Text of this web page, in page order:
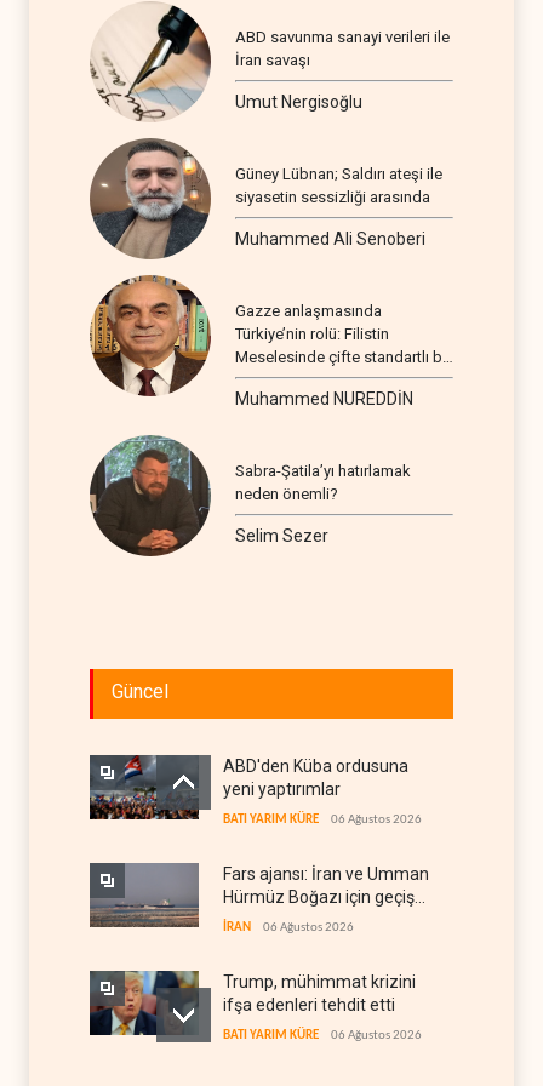
ABD savunma sanayi verileri ile
İran savaşı
Umut Nergisoğlu
Güney Lübnan; Saldırı ateşi ile
siyasetin sessizliği arasında
Muhammed Ali Senoberi
Gazze anlaşmasında
Türkiye’nin rolü: Filistin
Meselesinde çifte standartlı bir
seyir
Muhammed NUREDDİN
Sabra-Şatila’yı hatırlamak
neden önemli?
Selim Sezer
Güncel
ABD'den Küba ordusuna
yeni yaptırımlar
BATI YARIM KÜRE 06 Ağustos 2026
Fars ajansı: İran ve Umman
Hürmüz Boğazı için geçiş
koridorlarında anlaştı
İRAN 06 Ağustos 2026
Trump, mühimmat krizini
ifşa edenleri tehdit etti
BATI YARIM KÜRE 06 Ağustos 2026